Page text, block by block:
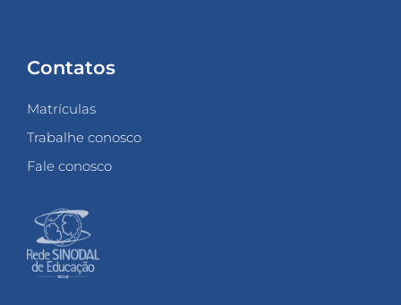
Contatos
Matrículas
Trabalhe conosco
Fale conosco